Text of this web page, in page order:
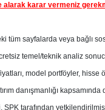
- TÜRKİYE VAKIFLAR
BANKASI T.A.O.
alarak karar vermeniz
tüm sayfalarda veya bağlı
temel/teknik analiz
model portföyler, hisse
danışmanlığı kapsamında
SPK tarafından